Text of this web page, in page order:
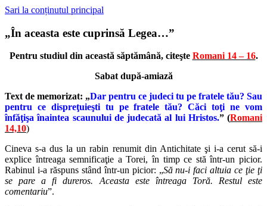
Sari la conținutul principal
„În aceasta este cuprinsă Legea…”
Pentru studiul din această săptămână, citeşte Romani 14 – 16.
Sabat după-amiază
Text de memorizat: „Dar pentru ce judeci tu pe fratele tău? Sau
pentru ce dispreţuieşti tu pe fratele tău? Căci toţi ne vom
înfăţişa înaintea scaunului de judecată al lui Hristos.” (Romani
14,10)
Cineva s-a dus la un rabin renumit din Antichitate şi i-a cerut să-i
explice întreaga semnificaţie a Torei, în timp ce stă într-un picior.
Rabinul i-a răspuns stând într-un picior: „Să nu-i faci altuia ce ţie ţi
se pare a fi dureros. Aceasta este întreaga Toră. Restul este
comentariu”.